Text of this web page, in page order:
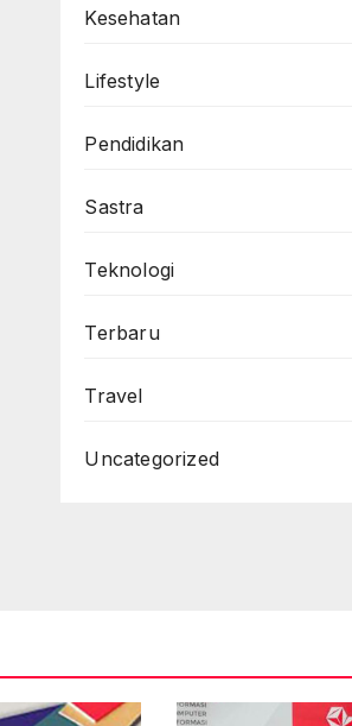
Kesehatan
Lifestyle
Pendidikan
Sastra
Teknologi
Terbaru
Travel
Uncategorized